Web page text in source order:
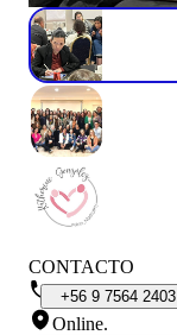
CONTACTO
+56 9 7564 2403
Online.